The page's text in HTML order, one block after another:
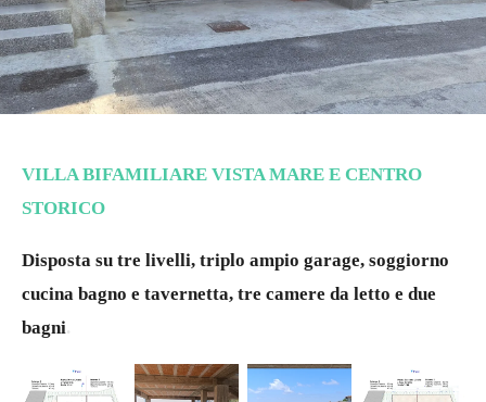
VILLA BIFAMILIARE VISTA MARE E CENTRO
STORICO
Disposta su tre livelli, triplo ampio garage, soggiorno
cucina bagno e tavernetta, tre camere da letto e due
bagni.